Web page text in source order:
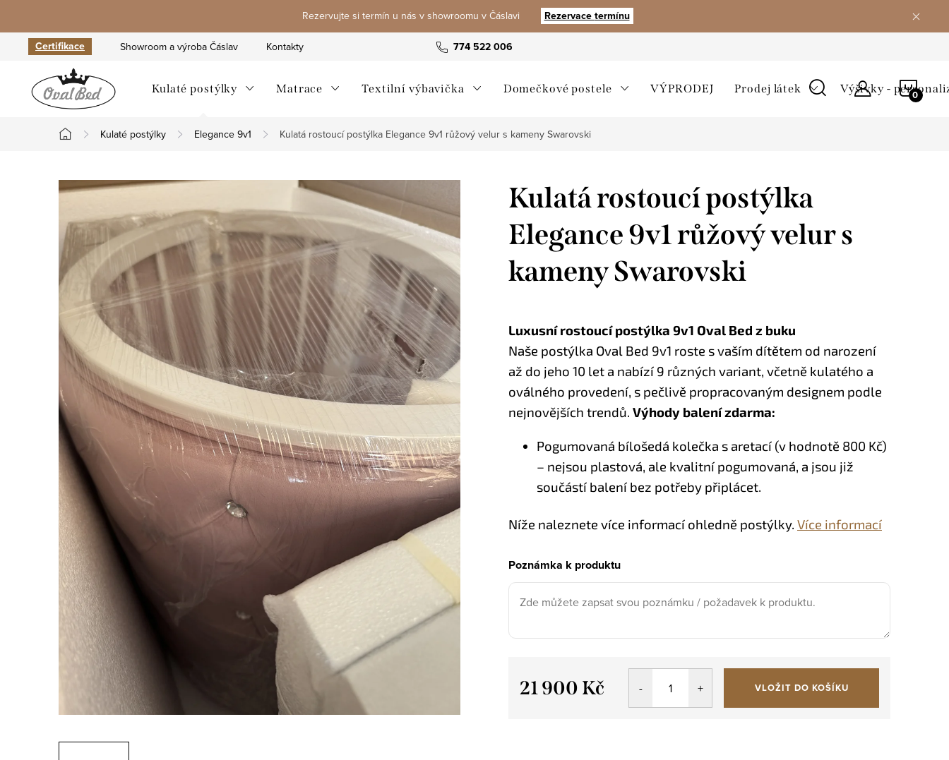
obsah
Rezervujte si termín u nás v showroomu v Čáslavi Rezervacetermínu
774 522 006
Certifikace Showroom a výroba Čáslav Kontakty
Kulaté postýlky Matrace Textilní výbavička Domečkové postele VÝPRODEJ Prodej látek Výšivky -
Domů
Kulaté postýlky Elegance 9v1 Kulatá rostoucí postýlka Elegance 9v1 růžový velur s kameny Swarovski
Kulatá rostoucí postýlka
Elegance 9v1 růžový velur s
kameny Swarovski
Luxusní rostoucí postýlka 9v1 Oval Bed z buku
Naše postýlka Oval Bed 9v1 roste s vaším dítětem od narození
až do jeho 10 let a nabízí 9 různých variant, včetně kulatého a
oválného provedení, s pečlivě propracovaným designem podle
nejnovějších trendů. Výhody balení zdarma:
Pogumovaná bílošedá kolečka s aretací (v hodnotě 800 Kč)
– nejsou plastová, ale kvalitní pogumovaná, a jsou již
součástí balení bez potřeby připlácet.
Níže naleznete více informací ohledně postýlky. Více informací
Poznámka k produktu
21 900 Kč VLOŽIT DO KOŠÍKU